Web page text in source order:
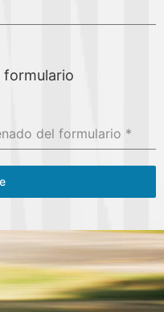
formulario
del formulario *